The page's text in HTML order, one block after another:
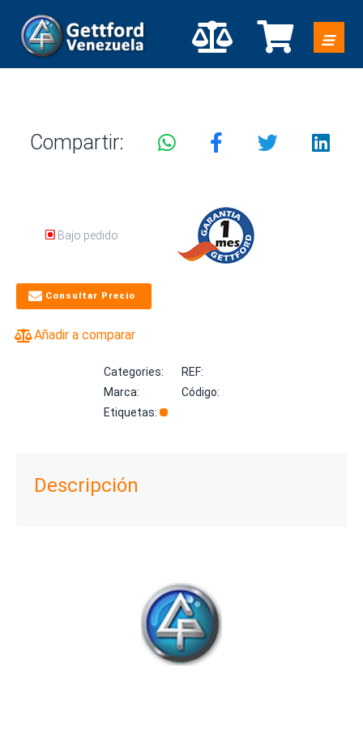
Compartir:
Bajo pedido
Consultar Precio
Añadir a comparar
Categories:
REF:
Marca:
Código:
Etiquetas:
Descripción